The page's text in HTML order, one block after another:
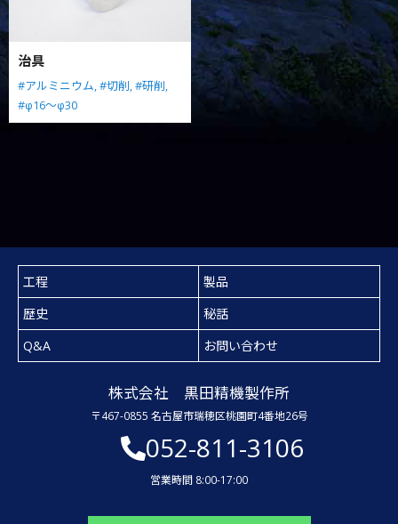
治具
#アルミニウム,#切削,#研削,
#φ16～φ30
工程
製品
歴史
秘話
Q&A
お問い合わせ
株式会社 黒田精機製作所
〒467-0855 名古屋市瑞穂区桃園町4番地26号
052-811-3106
営業時間 8:00-17:00